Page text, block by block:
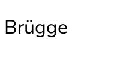
Brügge